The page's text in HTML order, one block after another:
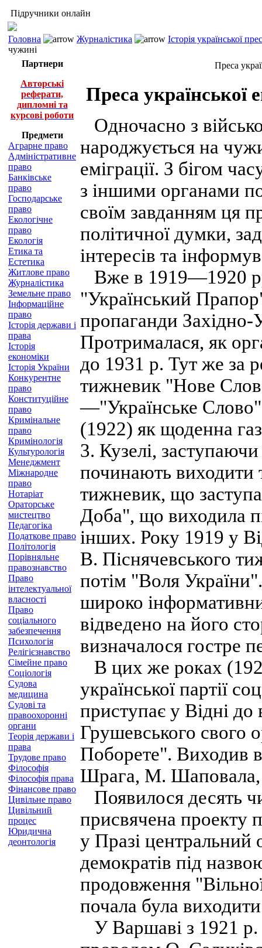
Підручники онлайн
Головна Журналістика
Історія української
чужині
Партнери
Авторські
реферати,
дипломні та
курсові роботи
Предмети
Аграрне право
Адміністративне
право
Банківське
право
Господарське
право
Екологічне
право
Екологія
Етика та
Естетика
Житлове право
Журналістика
Земельне право
Інформаційне
право
Історія держави і
права
Історія
економіки
Історія України
Конкурентне
право
Конституційне
право
Кримінальне
право
Кримінологія
Культурологія
Менеджмент
Міжнародне
право
Нотаріат
Ораторське
мистецтво
Педагогіка
Податкове право
Політологія
Порівняльне
правознавство
Право
інтелектуальної
власності
Право
соціального
забезпечення
Психологія
Релігієзнавство
Сімейне право
Соціологія
Судова
медицина
Судові та
правоохоронні
органи
Теорія держави і
права
Трудове право
Філософія
Філософія права
Фінансове право
Цивільне право
Цивільний
процес
Юридична
деонтологія
Преса
Преса української
Одночасно з
народжується на
еміграції. З бігом
з іншими органами
своїм завданням ця
політичної думки,
інтересів та
Вже в 1919—1920
"Український
пропаганди Західно-
Протрималася, як
до 1931 р. Тут же за
тижневик "Нове
—"Українське
(1922) як щоденна
3. Кузелі,
починають виходити
тижневик, що
Доба", що виходила
інших. Року 1919 у
В. Піснячевського
потім "Воля
широко
відведено на його
визначалося гостре
В цих же роках
української партії
приступає у Відні
Грушевського свого
Поборете". Виходив
Шрага, М. Шаповала,
Появилося десять
присвячена проекту
у Празі центральний
демократів під
продовження
почала була
У Варшаві з 1921 р.